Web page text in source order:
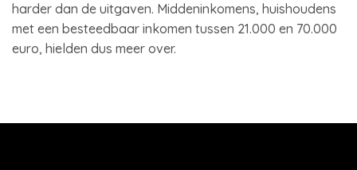
harder dan de uitgaven. Middeninkomens, huishoudens
met een besteedbaar inkomen tussen 21.000 en 70.000
euro, hielden dus meer over.